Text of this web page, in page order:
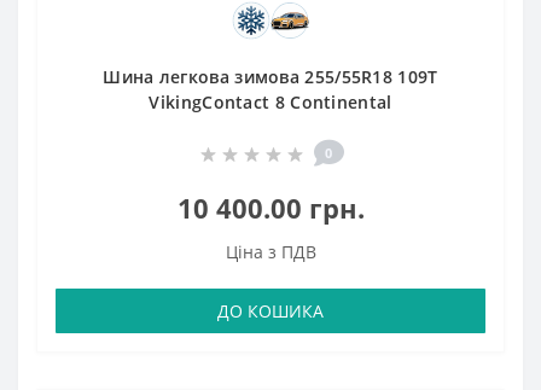
Шина легкова зимова 255/55R18 109T
VikingContact 8 Continental
0
10 400.00 грн.
Ціна з ПДВ
ДО КОШИКА